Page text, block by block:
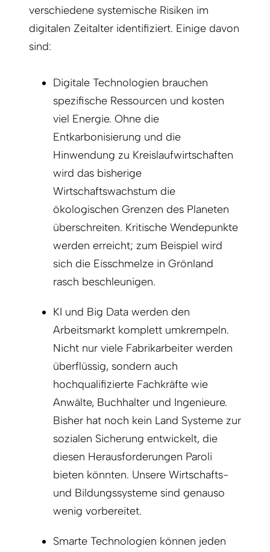
verschiedene systemische Risiken im
digitalen Zeitalter identifiziert. Einige davon
sind:
Digitale Technologien brauchen
spezifische Ressourcen und kosten
viel Energie. Ohne die
Entkarbonisierung und die
Hinwendung zu Kreislaufwirtschaften
wird das bisherige
Wirtschaftswachstum die
ökologischen Grenzen des Planeten
überschreiten. Kritische Wendepunkte
werden erreicht; zum Beispiel wird
sich die Eisschmelze in Grönland
rasch beschleunigen.
KI und Big Data werden den
Arbeitsmarkt komplett umkrempeln.
Nicht nur viele Fabrikarbeiter werden
überflüssig, sondern auch
hochqualifizierte Fachkräfte wie
Anwälte, Buchhalter und Ingenieure.
Bisher hat noch kein Land Systeme zur
sozialen Sicherung entwickelt, die
diesen Herausforderungen Paroli
bieten könnten. Unsere Wirtschafts-
und Bildungssysteme sind genauso
wenig vorbereitet.
Smarte Technologien können jeden